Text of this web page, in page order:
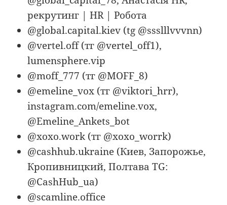
рекрутинг | HR | Робота
@global.capital.kiev (tg @ssslllvvvnn)
@vertel.off (тг @vertel_off1),
lumensphere.vip
@moff_777 (тг @MOFF_8)
@emeline_vox (тг @viktori_hrr),
instagram.com/emeline.vox,
@Emeline_Ankets_bot
@xoxo.work (тг @xoxo_worrk)
@cashhub.ukraine (Киев, Запорожье,
Кропивницкий, Полтава TG:
@CashHub_ua)
@scamline.office